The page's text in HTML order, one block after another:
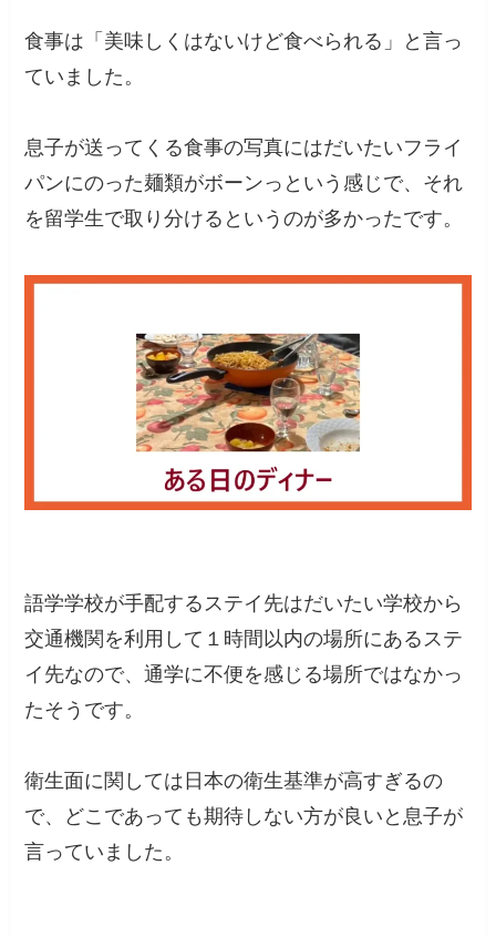
食事は「美味しくはないけど食べられる」と言っ
ていました。
息子が送ってくる食事の写真にはだいたいフライ
パンにのった麺類がボーンっという感じで、それ
を留学生で取り分けるというのが多かったです。
語学学校が手配するステイ先はだいたい学校から
交通機関を利用して１時間以内の場所にあるステ
イ先なので、通学に不便を感じる場所ではなかっ
たそうです。
衛生面に関しては日本の衛生基準が高すぎるの
で、どこであっても期待しない方が良いと息子が
言っていました。